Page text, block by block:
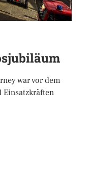
war vor dem